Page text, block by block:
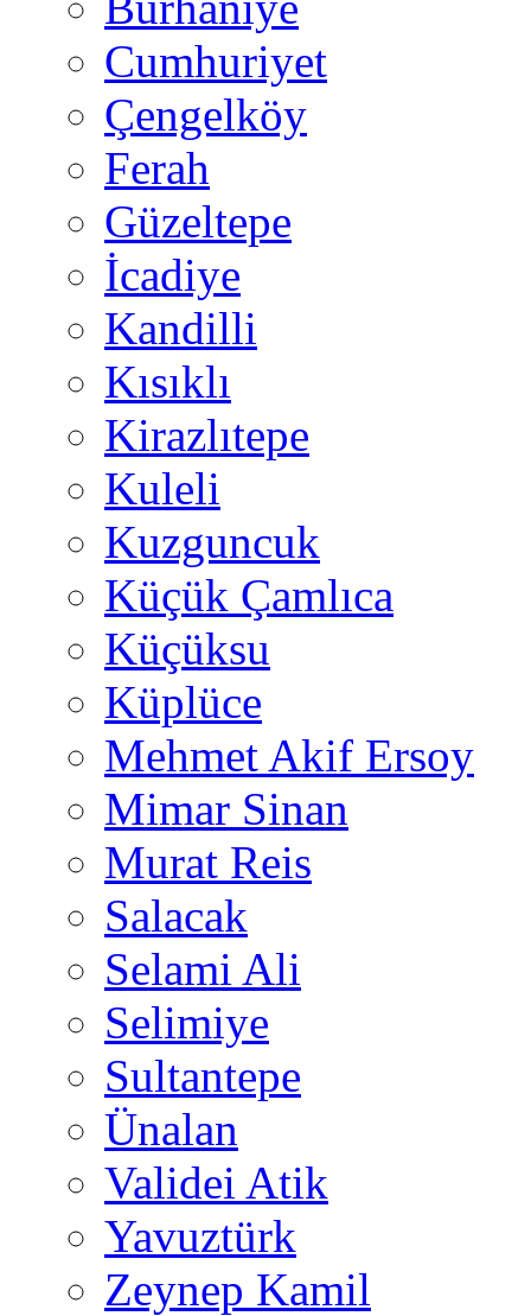
Cumhuriyet
Çengelköy
Ferah
Güzeltepe
İcadiye
Kandilli
Kısıklı
Kirazlıtepe
Kuleli
Kuzguncuk
Küçük Çamlıca
Küçüksu
Küplüce
Mehmet Akif Ersoy
Mimar Sinan
Murat Reis
Salacak
Selami Ali
Selimiye
Sultantepe
Ünalan
Validei Atik
Yavuztürk
Zeynep Kamil